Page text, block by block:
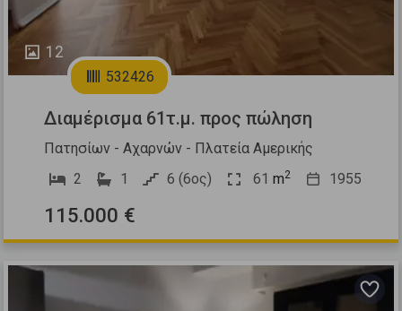
12
532426
Διαμέρισμα 61τ.μ. προς πώληση
Πατησίων - Αχαρνών - Πλατεία Αμερικής
2
1 6 (6ος) 61 m2 1955
115.000 €